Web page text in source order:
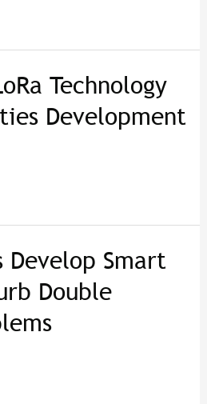
Technology
Development
Develop Smart
Double